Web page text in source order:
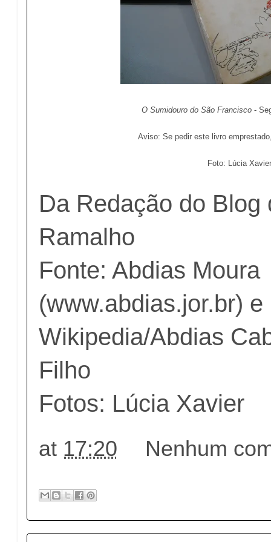
O Sumidouro do São Francisco -
Aviso: Se pedir este livro
Foto: Lúcia
Da Redação do Blog
Ramalho
Fonte: Abdias Moura
(www.abdias.jor.br) e
Wikipedia/Abdias
Filho
Fotos: Lúcia Xavier
at 17:20 Nenhum